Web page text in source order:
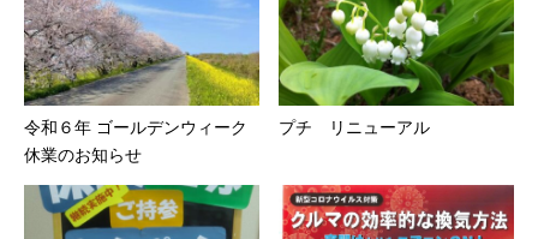
令和６年 ゴールデンウィーク
休業のお知らせ
プチ リニューアル